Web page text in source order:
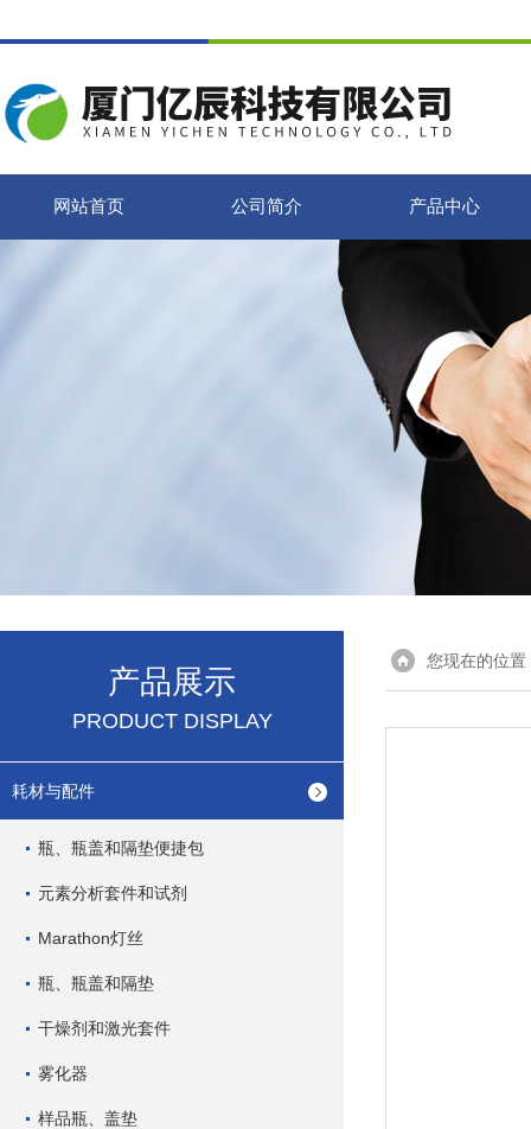
网站首页 公司简介 产品中心
产品展示
PRODUCT DISPLAY
耗材与配件
瓶、瓶盖和隔垫便捷包
元素分析套件和试剂
Marathon灯丝
瓶、瓶盖和隔垫
干燥剂和激光套件
雾化器
样品瓶、盖垫
您现在的位置